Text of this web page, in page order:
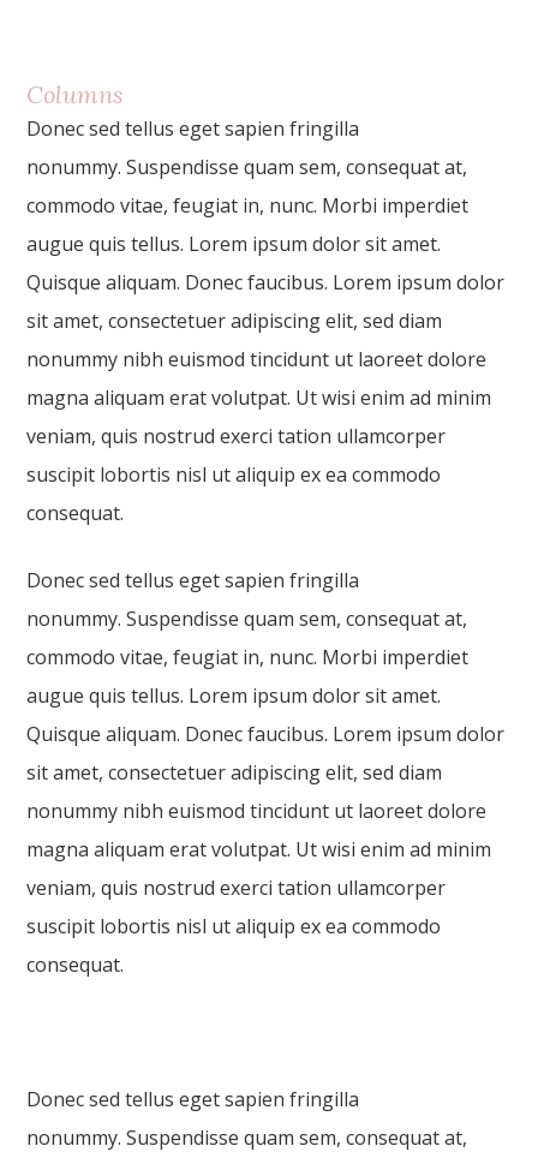
Columns
Donec sed tellus eget sapien fringilla
nonummy. Suspendisse quam sem, consequat at,
commodo vitae, feugiat in, nunc. Morbi imperdiet
augue quis tellus. Lorem ipsum dolor sit amet.
Quisque aliquam. Donec faucibus. Lorem ipsum dolor
sit amet, consectetuer adipiscing elit, sed diam
nonummy nibh euismod tincidunt ut laoreet dolore
magna aliquam erat volutpat. Ut wisi enim ad minim
veniam, quis nostrud exerci tation ullamcorper
suscipit lobortis nisl ut aliquip ex ea commodo
consequat.
Donec sed tellus eget sapien fringilla
nonummy. Suspendisse quam sem, consequat at,
commodo vitae, feugiat in, nunc. Morbi imperdiet
augue quis tellus. Lorem ipsum dolor sit amet.
Quisque aliquam. Donec faucibus. Lorem ipsum dolor
sit amet, consectetuer adipiscing elit, sed diam
nonummy nibh euismod tincidunt ut laoreet dolore
magna aliquam erat volutpat. Ut wisi enim ad minim
veniam, quis nostrud exerci tation ullamcorper
suscipit lobortis nisl ut aliquip ex ea commodo
consequat.
Donec sed tellus eget sapien fringilla
nonummy. Suspendisse quam sem, consequat at,